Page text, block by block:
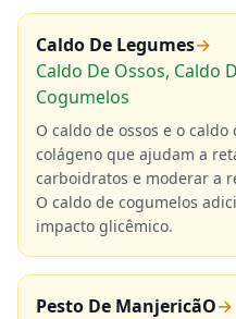
Caldo De Legumes→
Caldo De Ossos, Caldo
Cogumelos
O caldo de ossos e o
colágeno que ajudam a
carboidratos e moderar a
O caldo de cogumelos
impacto glicêmico.
Pesto De ManjericãO→